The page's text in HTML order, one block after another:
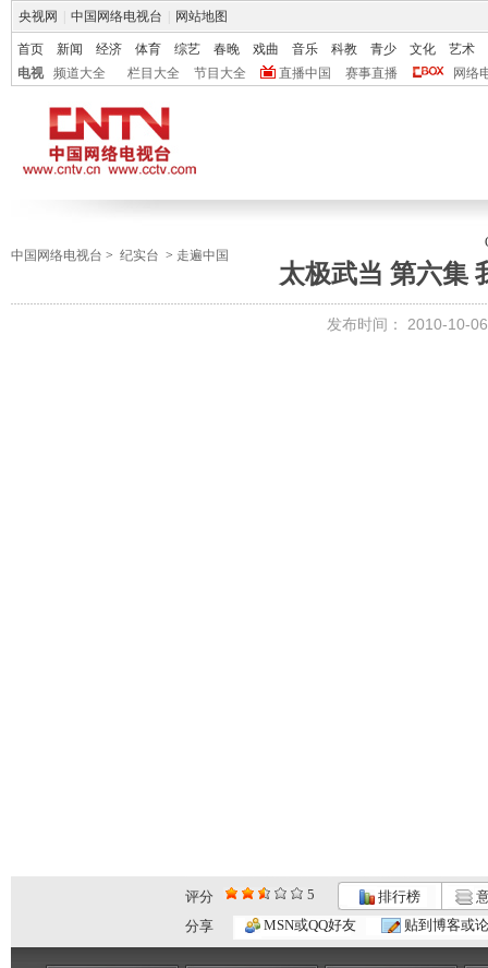
央视网 中国网络电视台 网站地图
首页 新闻 经济 体育 综艺 春晚 戏曲 音乐 科教 青少 文化
艺术
电视
频道大全 栏目大全 节目大全 直播中国 赛事直播 网络
中国网络电视台 > 纪实台 > 走遍中国
太极武当 第六集
发布时间： 2010-10-
评分 5 排行榜
分享
MSN或QQ好友 贴到博客或